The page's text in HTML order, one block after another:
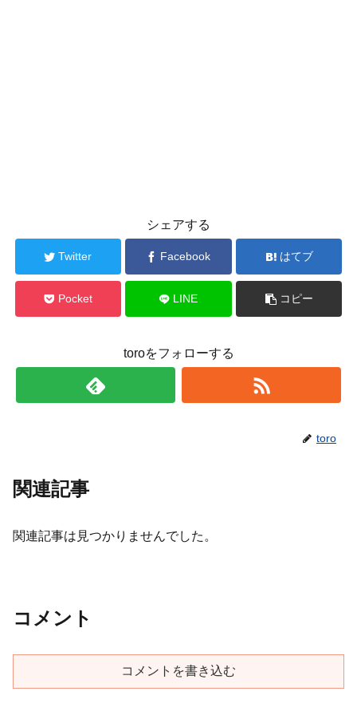
シェアする
Twitter Facebook はてブ
Pocket LINE コピー
toroをフォローする
toro
関連記事
関連記事は見つかりませんでした。
コメント
コメントを書き込む